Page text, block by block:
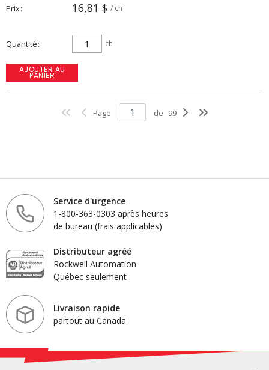
Prix 16,81 $ / ch
Quantité ch
AJOUTER AU
PANIER
Page de 99
Service d'urgence
1-800-363-0303 après heures
de bureau (frais applicables)
Distributeur agréé
Rockwell Automation
Québec seulement
Livraison rapide
partout au Canada